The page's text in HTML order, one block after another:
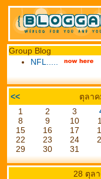
Group Blog
NFL.....
<< ตุลาค
1
2 3
8
9 10
15
16 17
22
23 24
29
30 31
28 ตุล